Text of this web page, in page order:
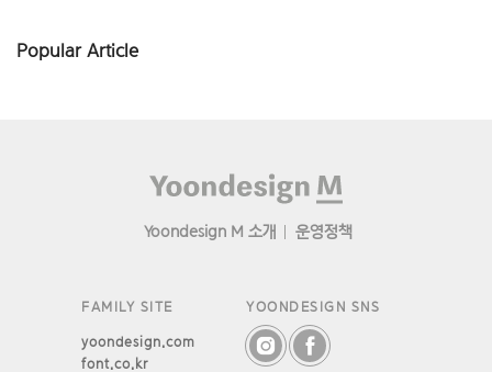
Popular Article
Yoondesign M 소개 운영정책
FAMILY SITE
yoondesign.com
font.co.kr
YOONDESIGN SNS